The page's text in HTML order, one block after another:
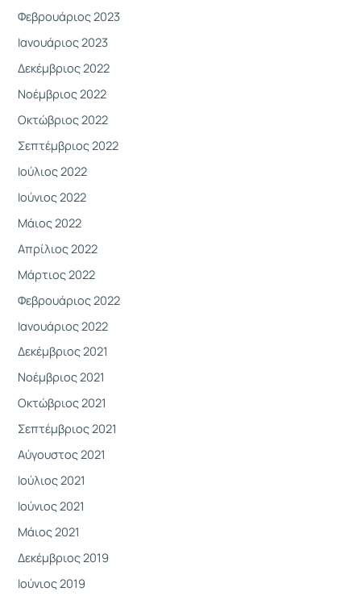
Φεβρουάριος 2023
Ιανουάριος 2023
Δεκέμβριος 2022
Νοέμβριος 2022
Οκτώβριος 2022
Σεπτέμβριος 2022
Ιούλιος 2022
Ιούνιος 2022
Μάιος 2022
Απρίλιος 2022
Μάρτιος 2022
Φεβρουάριος 2022
Ιανουάριος 2022
Δεκέμβριος 2021
Νοέμβριος 2021
Οκτώβριος 2021
Σεπτέμβριος 2021
Αύγουστος 2021
Ιούλιος 2021
Ιούνιος 2021
Μάιος 2021
Δεκέμβριος 2019
Ιούνιος 2019